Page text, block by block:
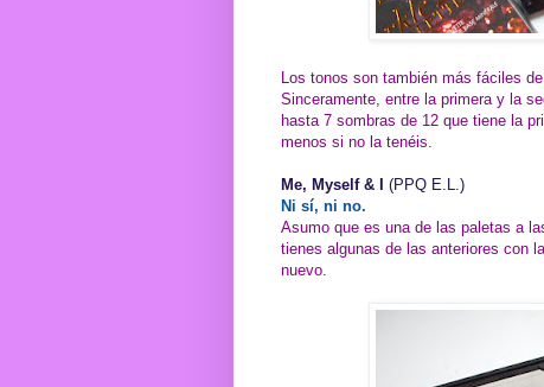
Los tonos son también más fáciles
Sinceramente, entre la primera y la
hasta 7 sombras de 12 que tiene la
menos si no la tenéis.
Me, Myself & I
(PPQ E.L.)
Ni sí, ni no.
Asumo que es una de las paletas a
tienes algunas de las anteriores con
nuevo.